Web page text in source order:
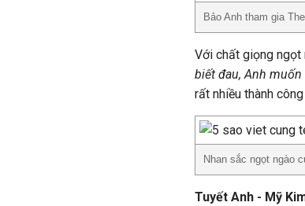
Bảo Anh tham gia
Với chất giọng ngọt
biết đau, Anh muốn
rất nhiều thành
Nhan sắc ngọt ngào
Tuyết Anh - Mỹ